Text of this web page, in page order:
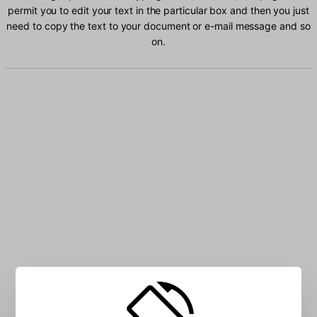
permit you to edit your text in the particular box and then you just
need to copy the text to your document or e-mail message and so
on.
Type Finnish characters into the box: